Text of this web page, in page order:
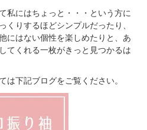
私にはちょっと・・・という方に
くりするほどシンプルだったり、
にはない個性を楽しめたりと、あ
てくれる一枚がきっと見つかるは
は下記ブログをご覧ください。